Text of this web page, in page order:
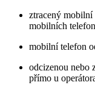
ztracený mobilní
mobilních
mobilní telefon
odcizenou nebo
přímo u